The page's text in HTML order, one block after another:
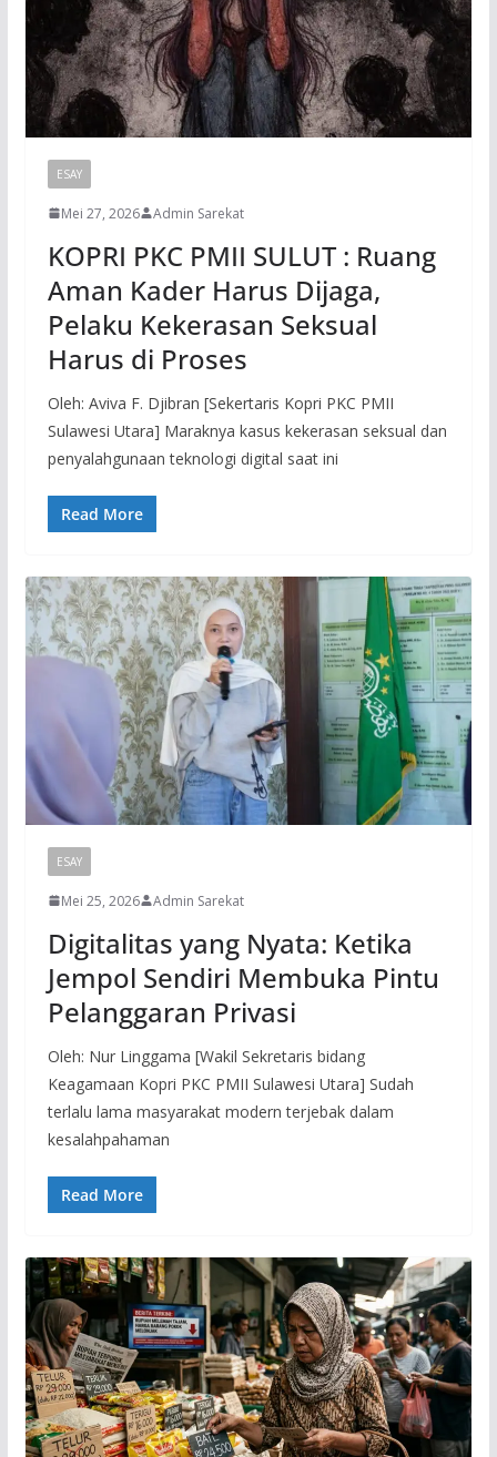
ESAY
Mei 27, 2026 Admin Sarekat
KOPRI PKC PMII SULUT : Ruang
Aman Kader Harus Dijaga,
Pelaku Kekerasan Seksual
Harus di Proses
Oleh: Aviva F. Djibran [Sekertaris Kopri PKC PMII
Sulawesi Utara] Maraknya kasus kekerasan seksual dan
penyalahgunaan teknologi digital saat ini
Read More
ESAY
Mei 25, 2026 Admin Sarekat
Digitalitas yang Nyata: Ketika
Jempol Sendiri Membuka Pintu
Pelanggaran Privasi
Oleh: Nur Linggama [Wakil Sekretaris bidang
Keagamaan Kopri PKC PMII Sulawesi Utara] Sudah
terlalu lama masyarakat modern terjebak dalam
kesalahpahaman
Read More